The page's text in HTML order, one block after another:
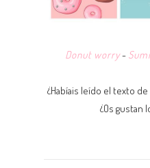
Donut worry-
¿Habíais leído el texto
¿Os gustan